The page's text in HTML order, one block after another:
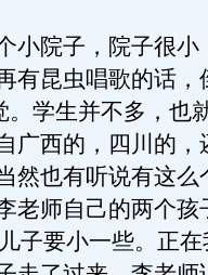
院子，院子很小
有昆虫唱歌的话，
。学生并不多，也
广西的，四川的，
然也有听说有这么
老师自己的两个孩
子要小一些。正